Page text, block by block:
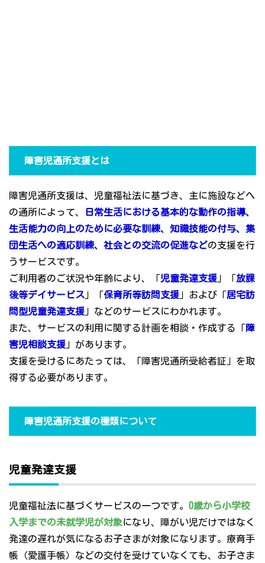
障害児通所支援とは
障害児通所支援は、児童福祉法に基づき、主に施設などへ
の通所によって、
日常生活における基本的な動作の指導、
生活能力の向上のために必要な訓練、知識技能の付与、集
団生活への適応訓練、社会との交流の促進などの支援を行
うサービスです。
ご利用者のご状況や年齢により、「児童発達支援 」「放課
後等デイサービス 」「保育所等訪問支援 」および「居宅訪
問型児童発達支援 」などのサービスにわかれます。
また、サービスの利用に関する計画を相談・作成する「障
害児相談支援 」があります。
支援を受けるにあたっては、「障害児通所受給者証」を取
得する必要があります。
障害児通所支援の種類について
児童発達支援
児童福祉法に基づくサービスの一つです。 0歳から小学校
入学までの未就学児が対象になり、障がい児だけではなく
発達の遅れが気になるお子さまが対象になります。療育手
帳（愛護手帳）などの交付を受けていなくても、お子さま